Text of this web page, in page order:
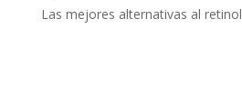
Las mejores alternativas al retinol